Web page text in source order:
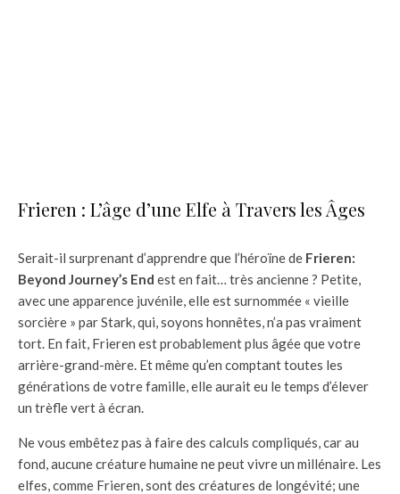
Frieren : L’âge d’une Elfe à Travers les Âges
Serait-il surprenant d’apprendre que l’héroïne de Frieren:
Beyond Journey’s End est en fait… très ancienne ? Petite,
avec une apparence juvénile, elle est surnommée « vieille
sorcière » par Stark, qui, soyons honnêtes, n’a pas vraiment
tort. En fait, Frieren est probablement plus âgée que votre
arrière-grand-mère. Et même qu’en comptant toutes les
générations de votre famille, elle aurait eu le temps d’élever
un trèfle vert à écran.
Ne vous embêtez pas à faire des calculs compliqués, car au
fond, aucune créature humaine ne peut vivre un millénaire. Les
elfes, comme Frieren, sont des créatures de longévité; une